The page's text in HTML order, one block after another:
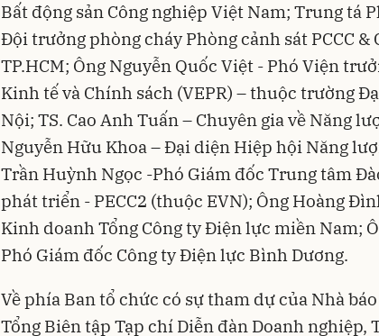
Bất động sản Công nghiệp Việt Nam; Trung tá
Đội trưởng phòng cháy Phòng cảnh sát PCCC &
TP.HCM; Ông Nguyễn Quốc Việt - Phó Viện
Kinh tế và Chính sách (VEPR) – thuộc trường
Nội; TS. Cao Anh Tuấn – Chuyên gia về Năng
Nguyễn Hữu Khoa – Đại diện Hiệp hội Năng
Trần Huỳnh Ngọc -Phó Giám đốc Trung tâm
phát triển - PECC2 (thuộc EVN); Ông Hoàng
Kinh doanh Tổng Công ty Điện lực miền Nam;
Phó Giám đốc Công ty Điện lực Bình Dương.
Về phía Ban tổ chức có sự tham dự của Nhà
Tổng Biên tập Tạp chí Diễn đàn Doanh nghiệp,